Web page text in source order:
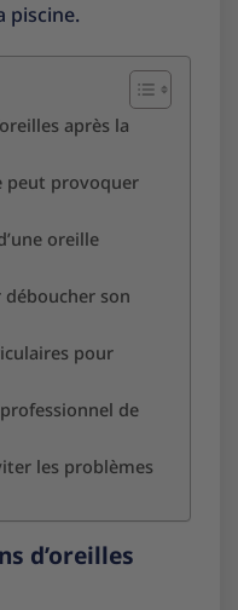
piscine.
après la
peut provoquer
oreille
son
pour
de
les problèmes
d’oreilles